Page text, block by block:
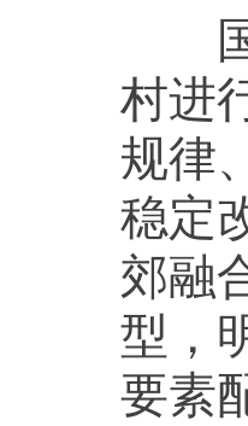
国
村进
规律
稳定
郊融
型，
要素